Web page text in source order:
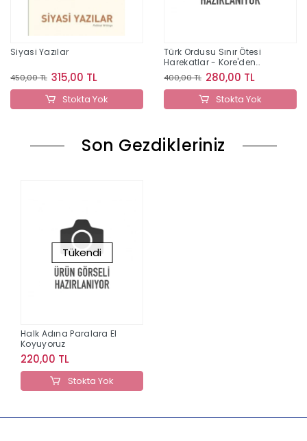
Siyasi Yazılar
450,00 TL 315,00 TL
Stokta Yok
Türk Ordusu Sınır Ötesi
Harekatlar - Kore'den
Suriye'ye
400,00 TL 280,00 TL
Stokta Yok
Son Gezdikleriniz
Tükendi
Halk Adına Paralara El
Koyuyoruz
220,00 TL
Stokta Yok